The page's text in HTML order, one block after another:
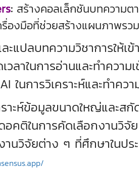
: สร้างคอลเล็กชันบทความต
องมือที่ช่วยสร้างแผนภาพรว
ะแปลบทความวิชาการให้
วลาในการอ่านและทำควา
ในการวิเคราะห์และทำคว
ราะห์ข้อมูลขนาดใหญ่และส
คติในการคัดเลือกงานวิจั
นวิจัยต่าง ๆ ที่ศึกษาในปร